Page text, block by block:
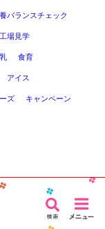
バランスチェック
工場見学
食育
アイス
ズ キャンペーン